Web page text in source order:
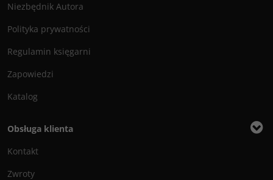
Niezbędnik Autora
Polityka prywatności
Regulamin księgarni
Zapowiedzi
Katalog
Obsługa klienta
Kontakt
Zwroty